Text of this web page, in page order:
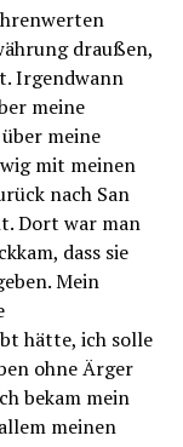
draußen,
Irgendwann
meine
meine
mit meinen
nach San
Dort war man
dass sie
Mein
hätte, ich solle
ohne Ärger
bekam mein
meinen